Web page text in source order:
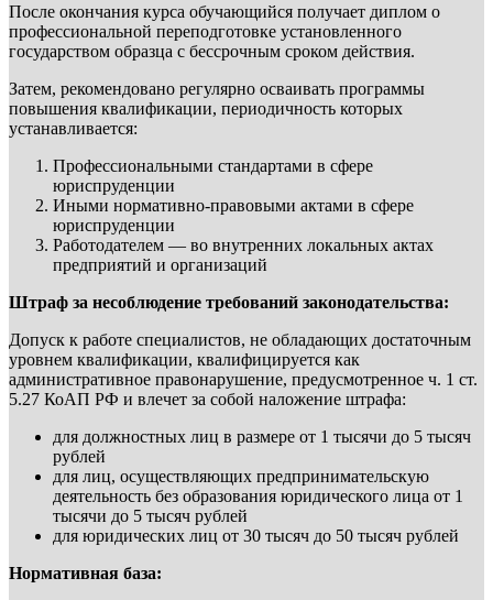
После окончания курса обучающийся получает диплом о
профессиональной переподготовке установленного
государством образца с бессрочным сроком действия.
Затем, рекомендовано регулярно осваивать программы
повышения квалификации, периодичность которых
устанавливается:
Профессиональными стандартами в сфере
юриспруденции
Иными нормативно-правовыми актами в сфере
юриспруденции
Работодателем — во внутренних локальных актах
предприятий и организаций
Штраф за несоблюдение требований законодательства:
Допуск к работе специалистов, не обладающих достаточным
уровнем квалификации, квалифицируется как
административное правонарушение, предусмотренное ч. 1 ст.
5.27 КоАП РФ и влечет за собой наложение штрафа:
для должностных лиц в размере от 1 тысячи до 5 тысяч
рублей
для лиц, осуществляющих предпринимательскую
деятельность без образования юридического лица от 1
тысячи до 5 тысяч рублей
для юридических лиц от 30 тысяч до 50 тысяч рублей
Нормативная база: